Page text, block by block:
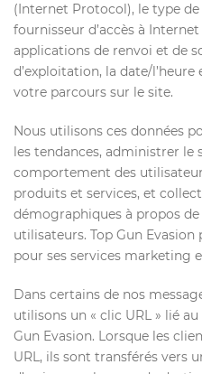
(Internet Protocol), le type
fournisseur d’accès à
applications de renvoi et de
d’exploitation, la date/
votre parcours sur le site.
Nous utilisons ces données
les tendances, administrer le
comportement des
produits et services, et
démographiques à propos de
utilisateurs. Top Gun
pour ses services marketing
Dans certains de nos
utilisons un « clic URL » lié
Gun Evasion. Lorsque les
URL, ils sont transférés vers